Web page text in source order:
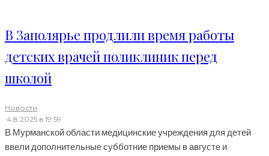
В Заполярье продлили время работы
детских врачей поликлиник перед
школой
Новости
·4.8.2025 в 19:59
В Мурманской области медицинские учреждения для детей
ввели дополнительные субботние приемы в августе и